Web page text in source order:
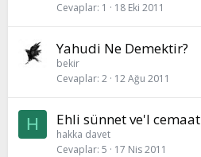
Cevaplar 1 18 Eki 2011
Yahudi Ne Demektir?
bekir
Cevaplar 2 12 Ağu 2011
H Ehli sünnet ve'l cemaat
hakka davet
Cevaplar 5 17 Nis 2011